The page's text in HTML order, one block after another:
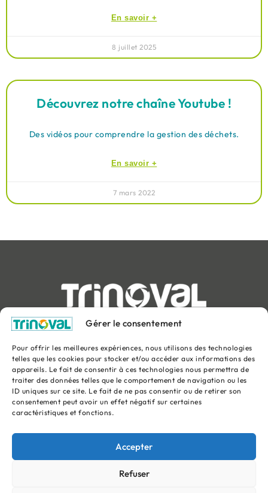
Gérer le consentement
Pour offrir les meilleures expériences, nous utilisons des technologies
telles que les cookies pour stocker et/ou accéder aux informations des
appareils. Le fait de consentir à ces technologies nous permettra de
traiter des données telles que le comportement de navigation ou les
ID uniques sur ce site. Le fait de ne pas consentir ou de retirer son
consentement peut avoir un effet négatif sur certaines
caractéristiques et fonctions.
Accepter
Refuser
En savoir +
8 juillet 2025
Découvrez notre chaîne Youtube !
Des vidéos pour comprendre la gestion des déchets.
En savoir +
7 mars 2022
Syndicat mixte interdépartemental de ramassage et de
Chemin rural n°3 – 80640 Thieulloy l’Abbaye
Tel: 03 22 90 36 60
Email: contact@trinoval.fr
Facebook
X-
twitter
YoutubeInstagram